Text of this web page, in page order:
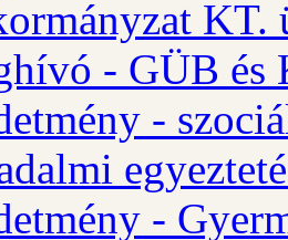
KT.
- GÜB és
-
-